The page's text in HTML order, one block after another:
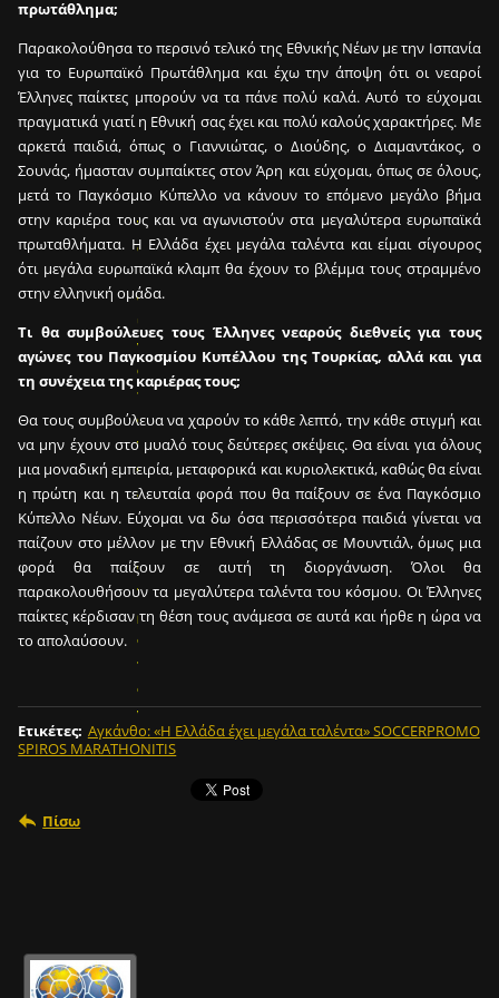
πρωτάθλημα;
Παρακολούθησα το περσινό τελικό της Εθνικής Νέων με την Ισπανία
για το Ευρωπαϊκό Πρωτάθλημα και έχω την άποψη ότι οι νεαροί
Έλληνες παίκτες μπορούν να τα πάνε πολύ καλά. Αυτό το εύχομαι
πραγματικά γιατί η Εθνική σας έχει και πολύ καλούς χαρακτήρες. Με
αρκετά παιδιά, όπως ο Γιαννιώτας, ο Διούδης, ο Διαμαντάκος, ο
Σουνάς, ήμασταν συμπαίκτες στον Άρη και εύχομαι, όπως σε όλους,
μετά το Παγκόσμιο Κύπελλο να κάνουν το επόμενο μεγάλο βήμα
στην καριέρα τους και να αγωνιστούν στα μεγαλύτερα ευρωπαϊκά
πρωταθλήματα. Η Ελλάδα έχει μεγάλα ταλέντα και είμαι σίγουρος
ότι μεγάλα ευρωπαϊκά κλαμπ θα έχουν το βλέμμα τους στραμμένο
στην ελληνική ομάδα.
Τι θα συμβούλευες τους Έλληνες νεαρούς διεθνείς για τους
αγώνες του Παγκοσμίου Κυπέλλου της Τουρκίας, αλλά και για
τη συνέχεια της καριέρας τους;
Θα τους συμβούλευα να χαρούν το κάθε λεπτό, την κάθε στιγμή και
να μην έχουν στο μυαλό τους δεύτερες σκέψεις. Θα είναι για όλους
μια μοναδική εμπειρία, μεταφορικά και κυριολεκτικά, καθώς θα είναι
η πρώτη και η τελευταία φορά που θα παίξουν σε ένα Παγκόσμιο
Κύπελλο Νέων. Εύχομαι να δω όσα περισσότερα παιδιά γίνεται να
παίζουν στο μέλλον με την Εθνική Ελλάδας σε Μουντιάλ, όμως μια
φορά θα παίξουν σε αυτή τη διοργάνωση. Όλοι θα
παρακολουθήσουν τα μεγαλύτερα ταλέντα του κόσμου. Οι Έλληνες
παίκτες κέρδισαν τη θέση τους ανάμεσα σε αυτά και ήρθε η ώρα να
το απολαύσουν.
Ετικέτες: Αγκάνθο: «Η Ελλάδα έχει μεγάλα ταλέντα» SOCCERPROMO
SPIROS MARATHONITIS
Πίσω
Ε
ί
ν
α
ι
δ
ν
α
τ
ό
ν
σ
ε
μ
ι
α
π
ρ
ο
π
ο
ν
η
τ